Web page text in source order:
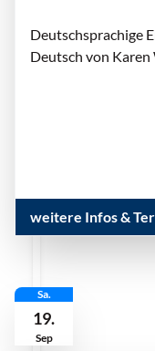
Deutschsprachige
Deutsch von
weitere Infos &
Sa.
19.
Sep